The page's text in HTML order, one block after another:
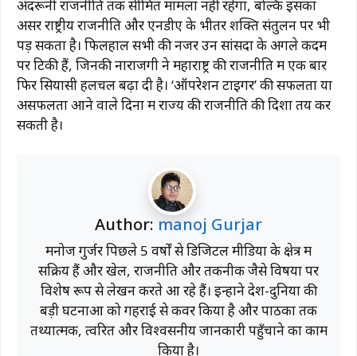
अंदरूनी राजनीति तक सीमित मामला नहीं रहेगा, बल्कि इसका
असर राष्ट्रीय राजनीति और एनडीए के भीतर शक्ति संतुलन पर भी
पड़ सकता है। फिलहाल सभी की नजरें उन सांसदों के अगले कदम
पर टिकी हैं, जिनकी नाराजगी ने महाराष्ट्र की राजनीति में एक बार
फिर सियासी हलचल बढ़ा दी है। ‘ऑपरेशन टाइगर’ की सफलता या
असफलता आने वाले दिनों में राज्य की राजनीति की दिशा तय कर
सकती है।
Author: manoj Gurjar
मनोज गुर्जर पिछले 5 वर्षों से डिजिटल मीडिया के क्षेत्र में
सक्रिय हैं और खेल, राजनीति और तकनीक जैसे विषयों पर
विशेष रूप से लेखन करते आ रहे हैं। इन्होंने देश-दुनिया की
बड़ी घटनाओं को गहराई से कवर किया है और पाठकों तक
तथ्यात्मक, त्वरित और विश्वसनीय जानकारी पहुँचाने का काम
किया है।